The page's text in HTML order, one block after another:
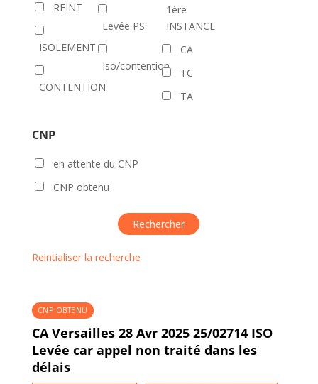
REINT
ISOLEMENT
CONTENTION
Levée PS
Iso/contention
1ère
INSTANCE
CA
TC
TA
CNP
en attente du CNP
CNP obtenu
Reintialiser la recherche
CNP OBTENU
CA Versailles 28 Avr 2025 25/02714 ISO
Levée car appel non traité dans les
délais